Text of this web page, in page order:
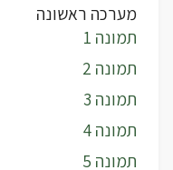
מערכה ראשונה
תמונה 1
תמונה 2
תמונה 3
תמונה 4
תמונה 5